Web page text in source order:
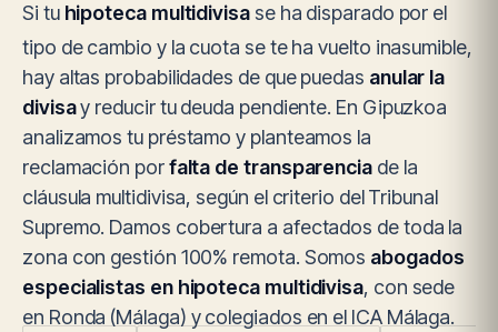
Si tu hipoteca multidivisase ha disparado por el
tipo de cambio y la cuota se te ha vuelto inasumible,
hay altas probabilidades de que puedas anular la
divisay reducir tu deuda pendiente. En Gipuzkoa
analizamos tu préstamo y planteamos la
reclamación porfalta de transparenciade la
cláusula multidivisa, según el criterio del Tribunal
Supremo. Damos cobertura a afectados de toda la
zona con gestión 100% remota. Somos abogados
especialistas en hipoteca multidivisa, con sede
en Ronda (Málaga) y colegiados en el ICA Málaga.